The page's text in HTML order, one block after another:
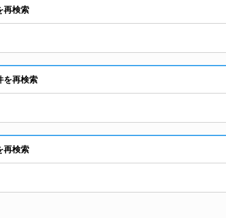
再検索
を再検索
再検索